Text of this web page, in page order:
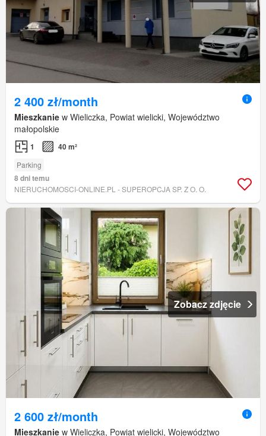
2 400 zł/month
Mieszkanie w Wieliczka, Powiat wielicki, Województwo
małopolskie
1 40 m²
Parking
8 dni temu
NIERUCHOMOSCI-ONLINE.PL - SUPEROPCJA SP. Z O. O.
Zobacz zdjęcie
2 600 zł/month
Mieszkanie w Wieliczka, Powiat wielicki, Województwo